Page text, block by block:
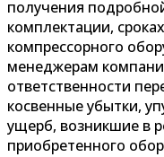
получения
комплектации,
компрессорного
менеджерам
ответственности
косвенные убытки,
ущерб, возникшие в
приобретенного